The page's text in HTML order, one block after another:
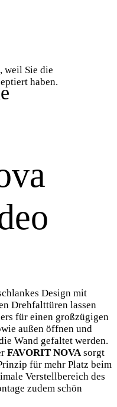
weil Sie die
haben.
Design mit
Drehfalttüren lassen
für einen großzügigen
außen öffnen und
Wand gefaltet werden.
FAVORIT NOVAsorgt
für mehr Platz beim
Verstellbereich des
zudem schön